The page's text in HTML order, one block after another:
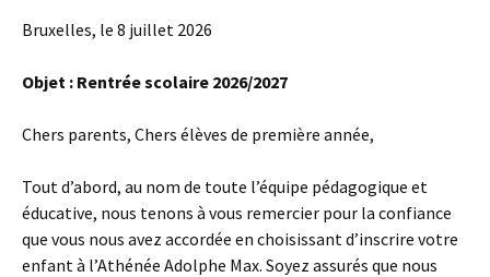
Bruxelles, le 8 juillet 2026
Objet : Rentrée scolaire 2026/2027
Chers parents, Chers élèves de première année,
Tout d’abord, au nom de toute l’équipe pédagogique et
éducative, nous tenons à vous remercier pour la confiance
que vous nous avez accordée en choisissant d’inscrire votre
enfant à l’Athénée Adolphe Max. Soyez assurés que nous